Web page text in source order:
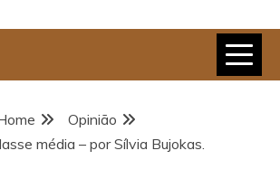
Cultura e
Opinião
média – por Sílvia Bujokas.